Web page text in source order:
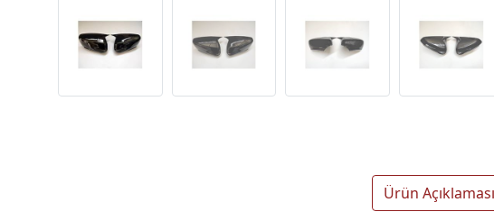
Ürün Açıklaması